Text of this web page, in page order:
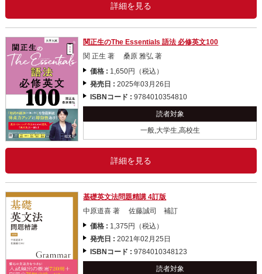
詳細を見る
関正生のThe Essentials 語法 必修英文100
関 正生 著 桑原 雅弘 著
価格 : 1,650円（税込）
発売日 :2025年03月26日
ISBNコード :9784010354810
読者対象
一般,大学生,高校生
詳細を見る
基礎英文法問題精講 4訂版
中原道喜 著 佐藤誠司 補訂
価格 : 1,375円（税込）
発売日 :2021年02月25日
ISBNコード :9784010348123
読者対象